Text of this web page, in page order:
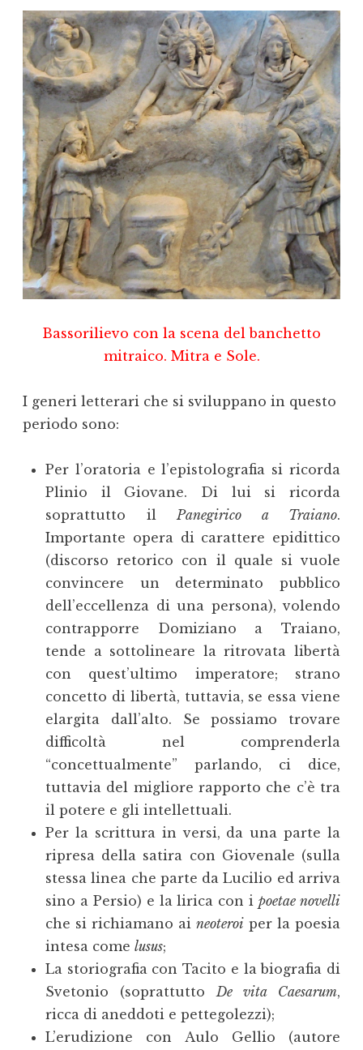
Bassorilievo con la scena del banchetto
mitraico. Mitra e Sole.
I generi letterari che si sviluppano in questo
periodo sono:
Per l’oratoria e l’epistolografia si ricorda
Plinio il Giovane. Di lui si ricorda
soprattutto il Panegirico a Traiano.
Importante opera di carattere epidittico
(discorso retorico con il quale si vuole
convincere un determinato pubblico
dell’eccellenza di una persona), volendo
contrapporre Domiziano a Traiano,
tende a sottolineare la ritrovata libertà
con quest’ultimo imperatore; strano
concetto di libertà, tuttavia, se essa viene
elargita dall’alto. Se possiamo trovare
difficoltà nel comprenderla
“concettualmente” parlando, ci dice,
tuttavia del migliore rapporto che c’è tra
il potere e gli intellettuali.
Per la scrittura in versi, da una parte la
ripresa della satira con Giovenale (sulla
stessa linea che parte da Lucilio ed arriva
sino a Persio) e la lirica con ipoetae novelli
che si richiamano ai neoteroi per la poesia
intesa come lusus;
La storiografia con Tacito e la biografia di
Svetonio (soprattutto De vita Caesarum,
ricca di aneddoti e pettegolezzi);
L’erudizione con Aulo Gellio (autore